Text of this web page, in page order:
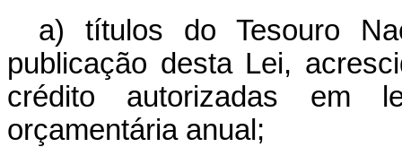
a) títulos do Tesouro
publicação desta Lei,
crédito autorizadas em
orçamentária anual;